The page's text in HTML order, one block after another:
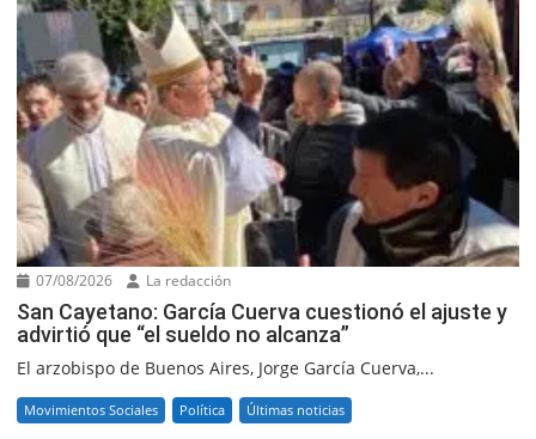
07/08/2026 La redacción
San Cayetano: García Cuerva cuestionó el ajuste y
advirtió que “el sueldo no alcanza”
El arzobispo de Buenos Aires, Jorge García Cuerva,...
Movimientos Sociales Política Últimas noticias